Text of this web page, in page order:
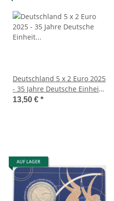
Deutschland 5 x 2 Euro 2025
- 35 Jahre Deutsche Einheit
adfgj unc.*
13,50 € *
AUF LAGER